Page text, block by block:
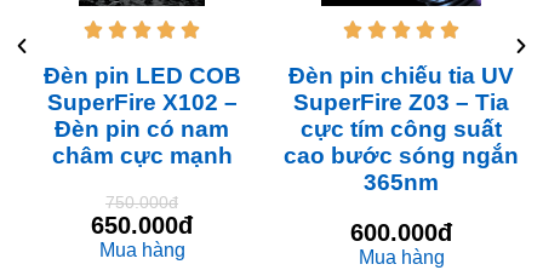
    
Đèn pin LED COB
SuperFire X102 –
Đèn pin có nam
châm cực mạnh
750.000đ
650.000đ
Mua hàng
    
Đèn pin chiếu tia UV
SuperFire Z03 – Tia
cực tím công suất
cao bước sóng ngắn
365nm
600.000đ
Mua hàng